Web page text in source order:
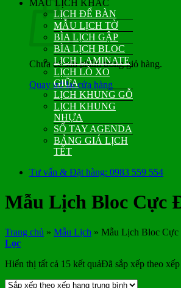
Chưa có sản phẩm trong giỏ hàng.
Quay trở lại cửa hàng
MẪU LỊCH KHÁC
LỊCH ĐỂ BÀN
MẪU LỊCH TỜ
BÌA LỊCH GẬP
BÌA LỊCH BLOC
LỊCH LAMINATE
LỊCH LÒ XO
GIỮA
LỊCH KHUNG GỖ
LỊCH KHUNG
NHỰA
SỔ TAY AGENDA
BẢNG GIÁ LỊCH
TẾT
Tư vấn & Đặt hàng: 0983 559 554
Mẫu Lịch Bloc Cực
Trang chủ » Mẫu Lịch » Mẫu Lịch Bloc
Lọc
Hiển thị tất cả 15 kết quảĐã sắp xếp theo